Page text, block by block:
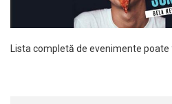
Lista completă de evenimente